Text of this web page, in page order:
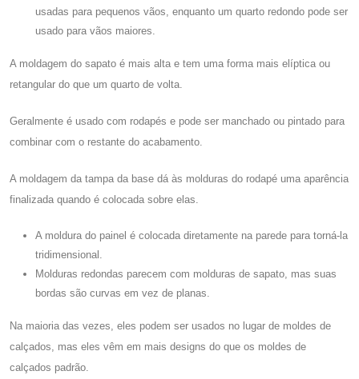
usadas para pequenos vãos, enquanto um quarto redondo pode ser
usado para vãos maiores.
A moldagem do sapato é mais alta e tem uma forma mais elíptica ou
retangular do que um quarto de volta.
Geralmente é usado com rodapés e pode ser manchado ou pintado para
combinar com o restante do acabamento.
A moldagem da tampa da base dá às molduras do rodapé uma aparência
finalizada quando é colocada sobre elas.
A moldura do painel é colocada diretamente na parede para torná-la
tridimensional.
Molduras redondas parecem com molduras de sapato, mas suas
bordas são curvas em vez de planas.
Na maioria das vezes, eles podem ser usados ​​no lugar de moldes de
calçados, mas eles vêm em mais designs do que os moldes de
calçados padrão.